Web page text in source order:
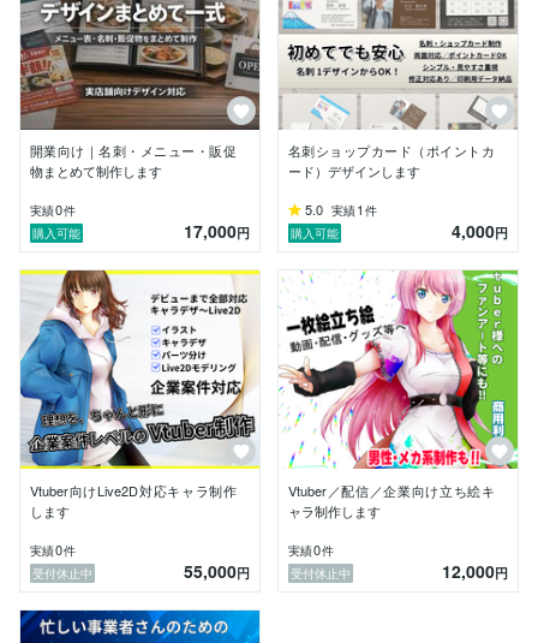
「こんなイメージで作りたい」
「まだ内容が固まっていない」
そのような段階からでもお気軽にご相談ください。
企業様・個人様どちらも対応可能です。
ご相談・お見積りのみでも歓迎しております。
開業向け｜名刺・メニュー・販促
物まとめて制作します
実績0件
購入可能
17,000円
名刺ショップカード（ポイントカ
ード）デザインします
5.0 実績1 件
購入可能
4,000円
Vtuber向けLive2D対応キャラ制作
します
実績0件
受付休止中
55,000円
Vtuber／配信／企業向け立ち絵キ
ャラ制作します
実績0件
受付休止中
12,000円